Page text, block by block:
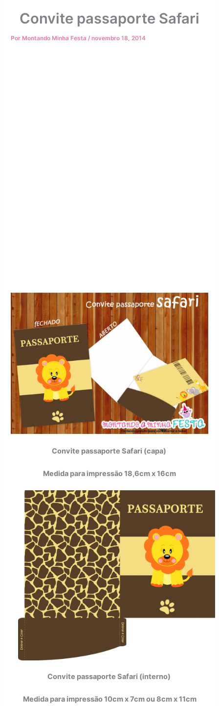
Convite passaporte Safari
Por Montando Minha Festa/novembro 18, 2014
Convite passaporte Safari (capa)
Medida para impressão 18,6cm x 16cm
Convite passaporte Safari (interno)
Medida para impressão 10cm x 7cm ou 8cm x 11cm